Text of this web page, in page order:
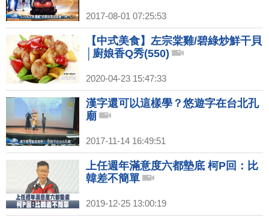
2017-08-01 07:25:53
【中式美食】左宗棠雞/碧綠炒鮮干貝
│廚娘香Q秀(550)
2020-04-23 15:47:33
漢字還可以這樣學？悠遊字在台北孔
廟
2017-11-14 16:49:51
上任週年滿意度六都墊底 柯P回：比
韓差不簡單
2019-12-25 13:00:19